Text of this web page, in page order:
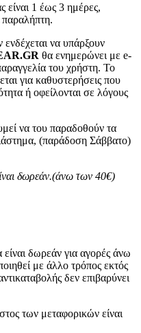
είναι 1 έως 3 ημέρες,
να υπάρξουν
θα ενημερώνει με e-
του χρήστη. Το
για καθυστερήσεις που
ή οφείλονται σε λόγους
να του παραδοθούν τα
(παράδοση Σάββατο)
δωρεάν.(άνω των 40€)
δωρεάν για αγορές άνω
με άλλο τρόπος εκτός
δεν επιβαρύνει
των μεταφορικών είναι